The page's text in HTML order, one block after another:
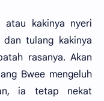
kakinya nyeri
tulang kakinya
rasanya. Akan
Bwee mengeluh
ia tetap nekat